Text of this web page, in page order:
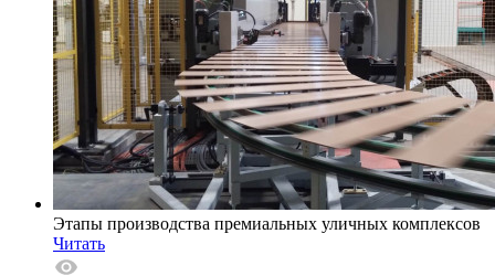
Этапы производства премиальных уличных комплексов
Читать